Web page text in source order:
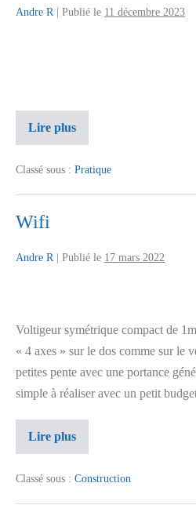
Andre R Publié le 11 décembre 2023
Lire plus
Classé sous : Pratique
Wifi
Andre R Publié le 17 mars 2022
Voltigeur symétrique compact de
« 4 axes » sur le dos comme sur le
petites pente avec une portance
simple à réaliser avec un petit
Lire plus
Classé sous : Construction